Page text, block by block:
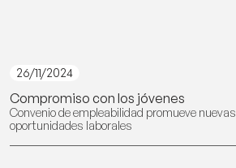
26/11/2024
Compromiso con los jóvenes
Convenio de empleabilidad promueve nuevas
oportunidades laborales